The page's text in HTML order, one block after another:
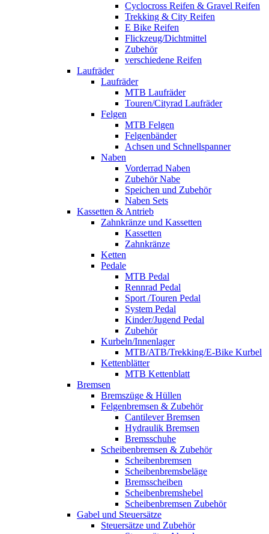
Cyclocross Reifen & Gravel Reifen
Trekking & City Reifen
E Bike Reifen
Flickzeug/Dichtmittel
Zubehör
verschiedene Reifen
Laufräder
Laufräder
MTB Laufräder
Touren/Cityrad Laufräder
Felgen
MTB Felgen
Felgenbänder
Achsen und Schnellspanner
Naben
Vorderrad Naben
Zubehör Nabe
Speichen und Zubehör
Naben Sets
Kassetten & Antrieb
Zahnkränze und Kassetten
Kassetten
Zahnkränze
Ketten
Pedale
MTB Pedal
Rennrad Pedal
Sport /Touren Pedal
System Pedal
Kinder/Jugend Pedal
Zubehör
Kurbeln/Innenlager
MTB/ATB/Trekking/E-Bike Kurbel
Kettenblätter
MTB Kettenblatt
Bremsen
Bremszüge & Hüllen
Felgenbremsen & Zubehör
Cantilever Bremsen
Hydraulik Bremsen
Bremsschuhe
Scheibenbremsen & Zubehör
Scheibenbremsen
Scheibenbremsbeläge
Bremsscheiben
Scheibenbremshebel
Scheibenbremsen Zubehör
Gabel und Steuersätze
Steuersätze und Zubehör